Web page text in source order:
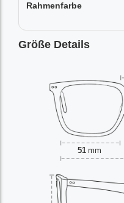
Rahmenfarbe
Größe Details
51 mm